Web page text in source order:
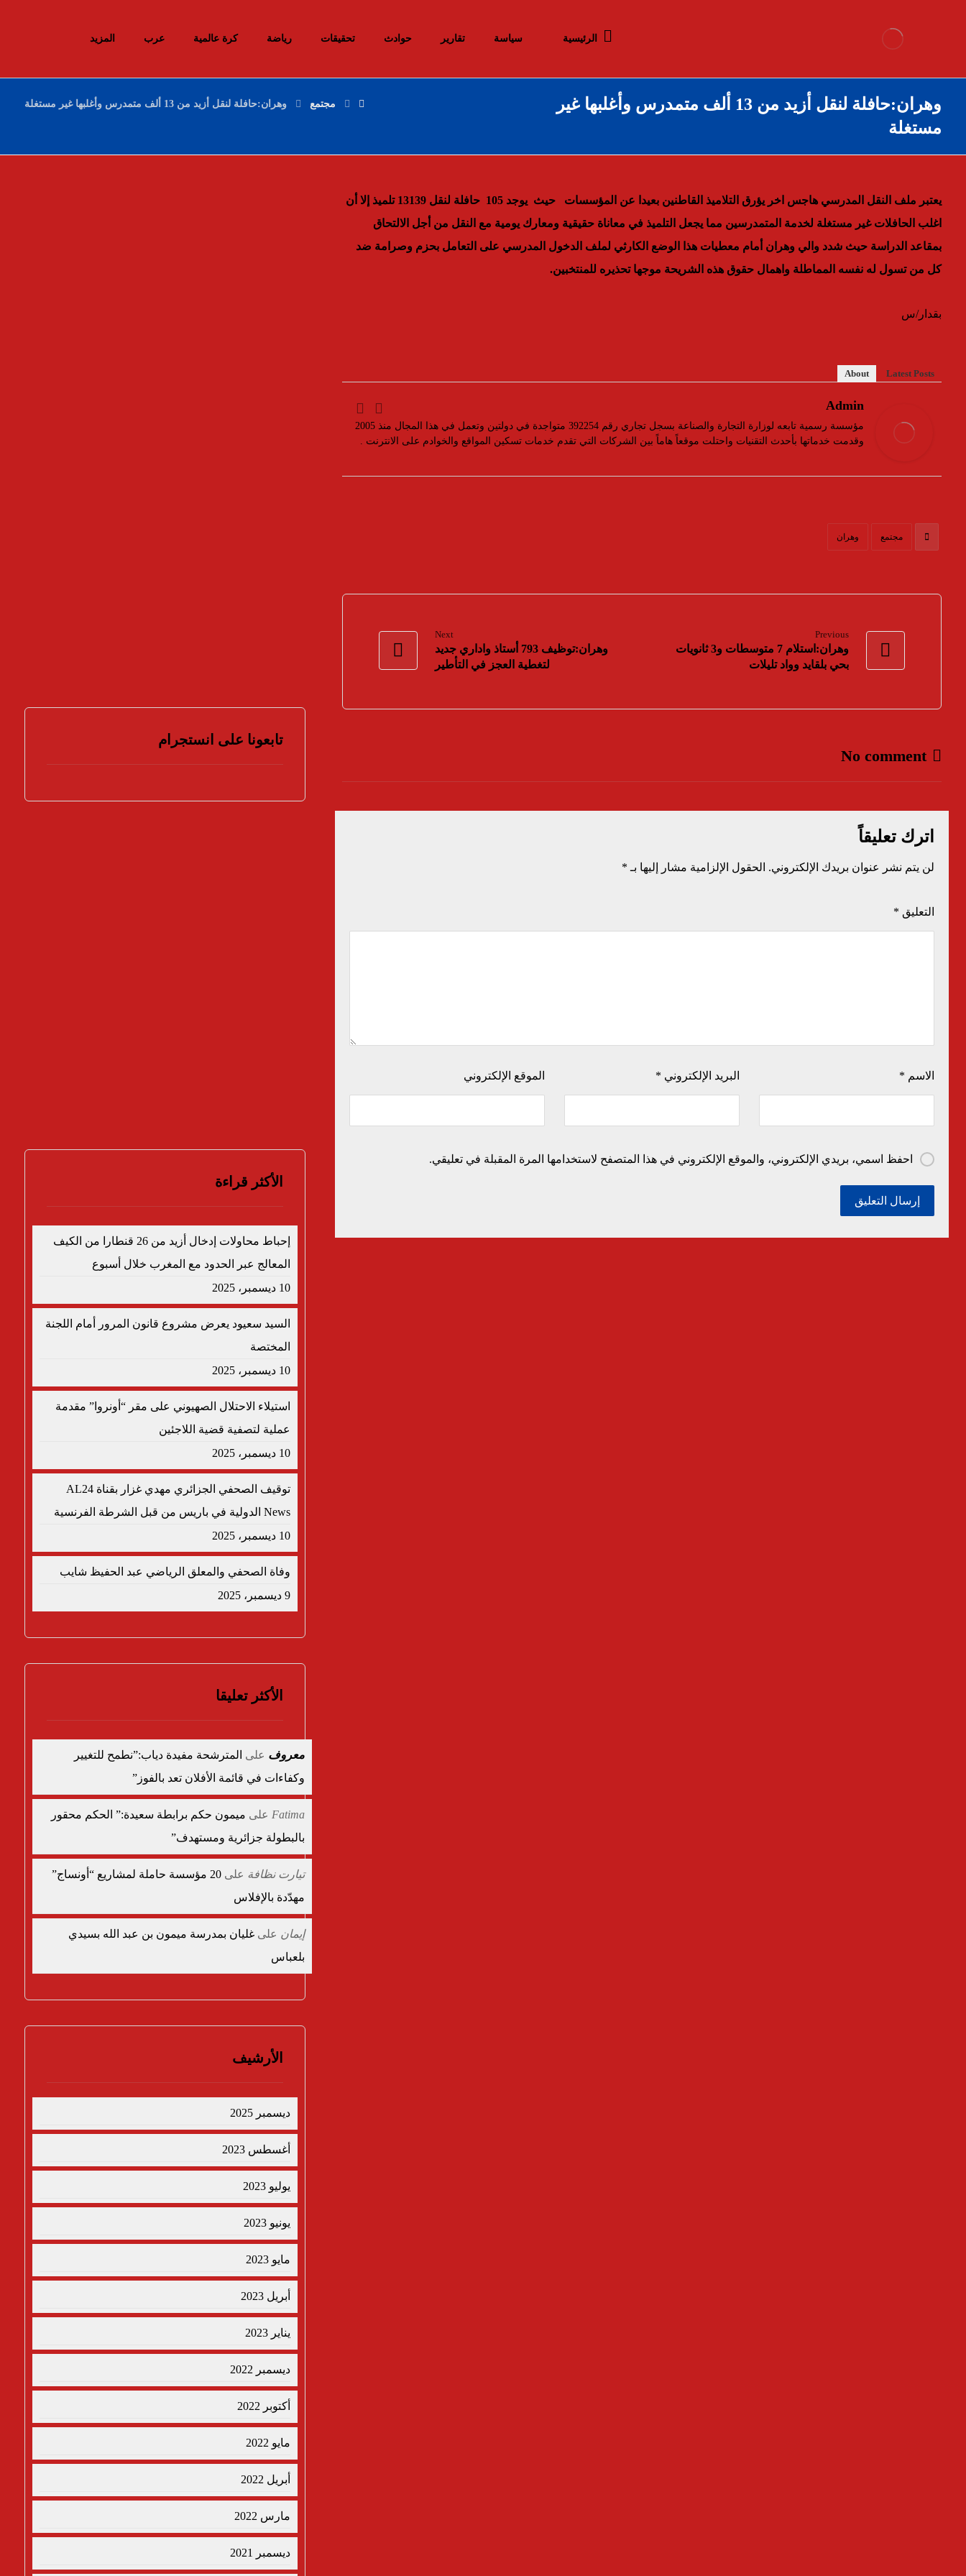
الرئيسية سياسة تقارير حوادث تحقيقات رياضة كرة عالمية عرب المزيد
وهران:حافلة لنقل أزيد من 13 ألف متمدرس وأغلبها غير
مستغلة
مجتمع وهران:حافلة لنقل أزيد من 13 ألف متمدرس وأغلبها غير مستغلة
يعتبر ملف النقل المدرسي هاجس اخر يؤرق التلاميذ القاطنين بعيدا عن المؤسسات حيث يوجد 105 حافلة لنقل 13139 تلميذ إلا أن
اغلب الحافلات غير مستغلة لخدمة المتمدرسين مما يجعل التلميذ في معاناة حقيقية ومعارك يومية مع النقل من أجل الالتحاق
بمقاعد الدراسة حيث شدد والي وهران أمام معطيات هذا الوضع الكارثي لملف الدخول المدرسي على التعامل بحزم وصرامة ضد
كل من تسول له نفسه المماطلة واهمال حقوق هذه الشريحة موجها تحذيره للمنتخبين.
بقدار/س
About Latest Posts
Admin
مؤسسة رسمية تابعه لوزارة التجارة والصناعة بسجل تجاري رقم 392254 متواجدة في دولتين وتعمل في هذا المجال منذ 2005
وقدمت خدماتها بأحدث التقنيات واحتلت موقعاً هاماً بين الشركات التي تقدم خدمات تسكين المواقع والخوادم على الانترنت .
مجتمع وهران
Previous
وهران:استلام 7 متوسطات و3 ثانويات
بحي بلقايد وواد تليلات
Next
وهران:توظيف 793 أستاذ واداري جديد
لتغطية العجز في التأطير
No comment
اترك تعليقاً
لن يتم نشر عنوان بريدك الإلكتروني. الحقول الإلزامية مشار إليها بـ *
التعليق *
الاسم * البريد الإلكتروني * الموقع الإلكتروني
احفظ اسمي، بريدي الإلكتروني، والموقع الإلكتروني في هذا المتصفح لاستخدامها المرة المقبلة في تعليقي.
تابعونا على انستجرام
الأكثر قراءة
إحباط محاولات إدخال أزيد من 26 قنطارا من الكيف
المعالج عبر الحدود مع المغرب خلال أسبوع
10 ديسمبر، 2025
السيد سعيود يعرض مشروع قانون المرور أمام اللجنة
المختصة
10 ديسمبر، 2025
استيلاء الاحتلال الصهيوني على مقر “أونروا” مقدمة
عملية لتصفية قضية اللاجئين
10 ديسمبر، 2025
توقيف الصحفي الجزائري مهدي غزار بقناة AL24
News الدولية في باريس من قبل الشرطة الفرنسية
10 ديسمبر، 2025
وفاة الصحفي والمعلق الرياضي عبد الحفيظ شايب
9 ديسمبر، 2025
الأكثر تعليقا
معروف على المترشحة مفيدة دياب:”نطمح للتغيير
وكفاءات في قائمة الأفلان تعد بالفوز”
Fatima على ميمون حكم برابطة سعيدة:” الحكم محقور
بالبطولة جزائرية ومستهدف”
تيارت نظافة على
20 مؤسسة حاملة لمشاريع “أونساج”
مهدّدة بالإفلاس
إيمان على غليان بمدرسة ميمون بن عبد الله بسيدي
بلعباس
الأرشيف
ديسمبر 2025
أغسطس 2023
يوليو 2023
يونيو 2023
مايو 2023
أبريل 2023
يناير 2023
ديسمبر 2022
أكتوبر 2022
مايو 2022
أبريل 2022
مارس 2022
ديسمبر 2021